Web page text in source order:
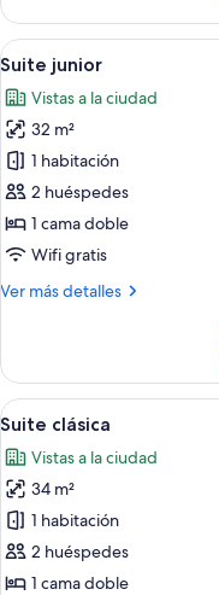
Deluxe
doble
Abrir
todas
las
fotos
de
Suite
junior
8
Suite junior
Vistas a la ciudad
32 m²
1 habitación
2 huéspedes
1 cama doble
Wifi gratis
Ver más detalles
Más
junior
Abrir
todas
las
fotos
de
Suite
clásica
9
Suite clásica
Vistas a la ciudad
34 m²
1 habitación
2 huéspedes
1 cama doble